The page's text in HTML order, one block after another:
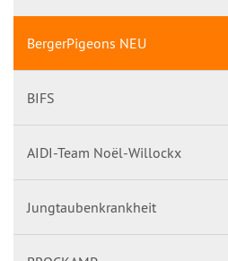
BergerPigeons NEU
BIFS
AIDI-Team Noël-Willockx
Jungtaubenkrankheit